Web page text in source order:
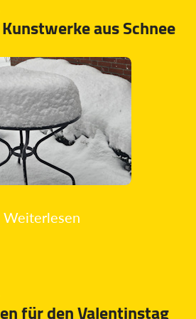
aus Schnee
Weiterlesen